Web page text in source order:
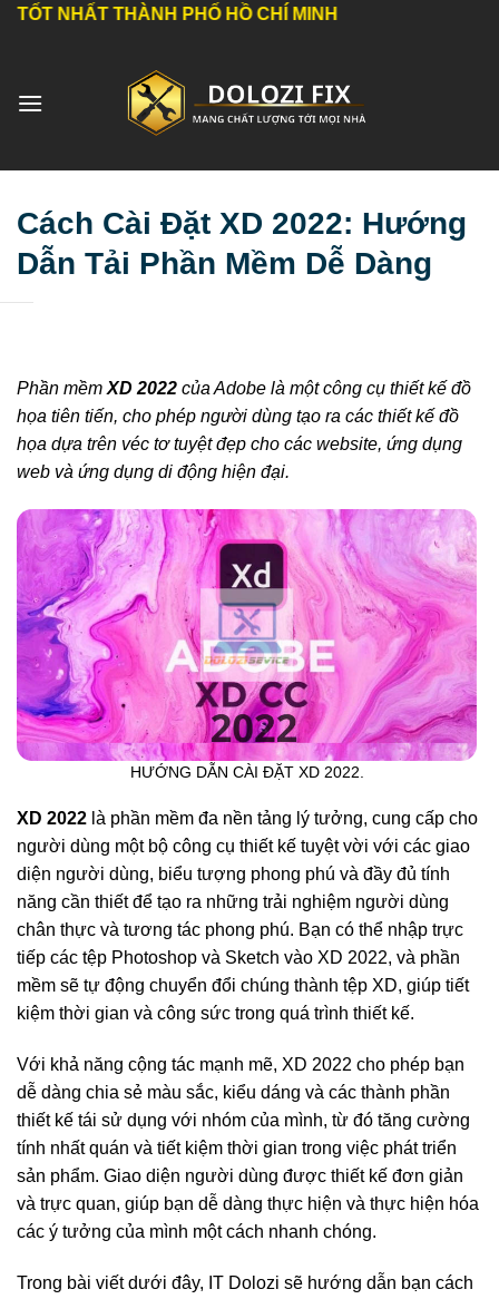
Bỏ
dung
THÀNH PHỐ HỒ CHÍ MINH
Cách Cài Đặt XD 2022: Hướng
Dẫn Tải Phần Mềm Dễ Dàng
Phần mềm XD 2022 của Adobe là một công cụ thiết kế đồ
họa tiên tiến, cho phép người dùng tạo ra các thiết kế đồ
họa dựa trên véc tơ tuyệt đẹp cho các website, ứng dụng
web và ứng dụng di động hiện đại.
HƯỚNG DẪN CÀI ĐẶT XD 2022.
XD 2022 là phần mềm đa nền tảng lý tưởng, cung cấp cho
người dùng một bộ công cụ thiết kế tuyệt vời với các giao
diện người dùng, biểu tượng phong phú và đầy đủ tính
năng cần thiết để tạo ra những trải nghiệm người dùng
chân thực và tương tác phong phú. Bạn có thể nhập trực
tiếp các tệp Photoshop và Sketch vào XD 2022, và phần
mềm sẽ tự động chuyển đổi chúng thành tệp XD, giúp tiết
kiệm thời gian và công sức trong quá trình thiết kế.
Với khả năng cộng tác mạnh mẽ, XD 2022 cho phép bạn
dễ dàng chia sẻ màu sắc, kiểu dáng và các thành phần
thiết kế tái sử dụng với nhóm của mình, từ đó tăng cường
tính nhất quán và tiết kiệm thời gian trong việc phát triển
sản phẩm. Giao diện người dùng được thiết kế đơn giản
và trực quan, giúp bạn dễ dàng thực hiện và thực hiện hóa
các ý tưởng của mình một cách nhanh chóng.
Trong bài viết dưới đây, IT Dolozi sẽ hướng dẫn bạn cách